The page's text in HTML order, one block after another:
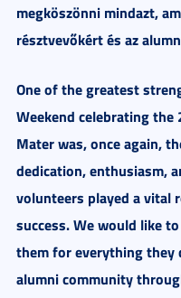
megköszönni mindazt,
résztvevőkért és az
One of the greatest
Weekend celebrating the
Mater was, once again,
dedication, enthusiasm,
volunteers played a vital
success. We would like
them for everything
alumni community